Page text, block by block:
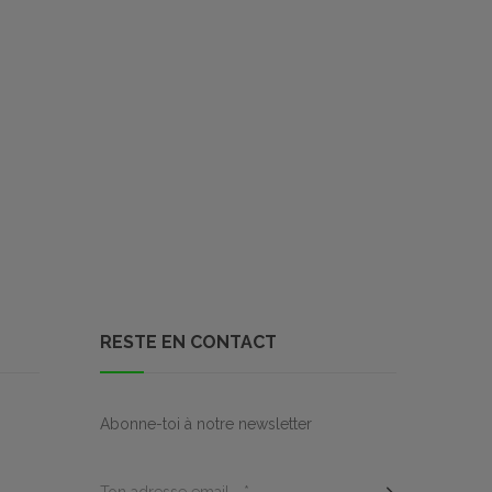
RESTE EN CONTACT
Abonne-toi à notre newsletter